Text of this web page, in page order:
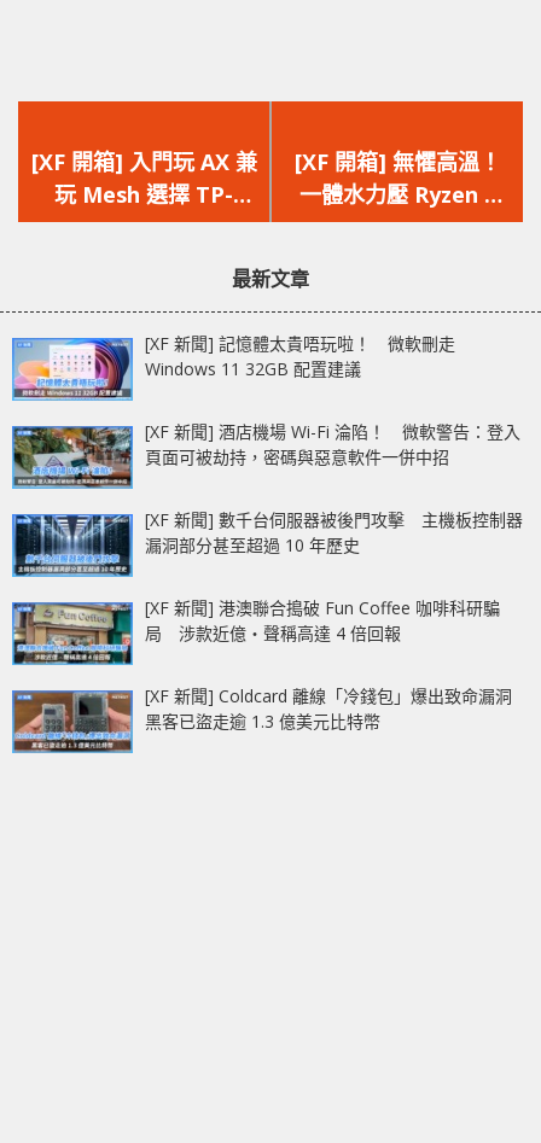
一
篇
文
[XF 開箱] 入門玩 AX 兼
玩 Mesh 選擇 TP-
LINK Deco X20
一
篇
文
[XF 開箱] 無懼高溫！
一體水力壓 Ryzen 9
3950X Corsair iCUE
最新文章
[XF 新聞] 記憶體太貴唔玩啦！ 微軟刪走
Windows 11 32GB 配置建議
[XF 新聞] 酒店機場 Wi-Fi 淪陷！ 微軟警告：登入
頁面可被劫持，密碼與惡意軟件一併中招
[XF 新聞] 數千台伺服器被後門攻擊 主機板控制器
漏洞部分甚至超過 10 年歷史
[XF 新聞] 港澳聯合搗破 Fun Coffee 咖啡科研騙
局 涉款近億‧聲稱高達 4 倍回報
[XF 新聞] Coldcard 離線「冷錢包」爆出致命漏洞
黑客已盜走逾 1.3 億美元比特幣